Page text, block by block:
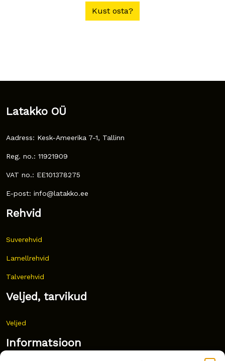
Kust osta?
Latakko OÜ
Aadress: Kesk-Ameerika 7-1, Tallinn
Reg. no.: 11921909
VAT no.: EE101378275
E-post: info@latakko.ee
Rehvid
Suverehvid
Lamellrehvid
Talverehvid
Veljed, tarvikud
Veljed
Informatsioon